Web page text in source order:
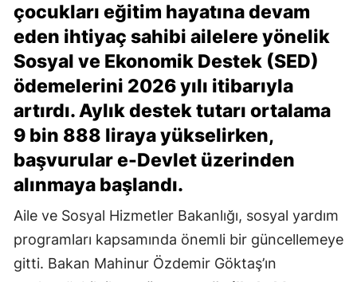
çocukları eğitim hayatına devam
eden ihtiyaç sahibi ailelere yönelik
Sosyal ve Ekonomik Destek (SED)
ödemelerini 2026 yılı itibarıyla
artırdı. Aylık destek tutarı ortalama
9 bin 888 liraya yükselirken,
başvurular e-Devlet üzerinden
alınmaya başlandı.
Aile ve Sosyal Hizmetler Bakanlığı, sosyal yardım
programları kapsamında önemli bir güncellemeye
gitti. Bakan Mahinur Özdemir Göktaş’ın